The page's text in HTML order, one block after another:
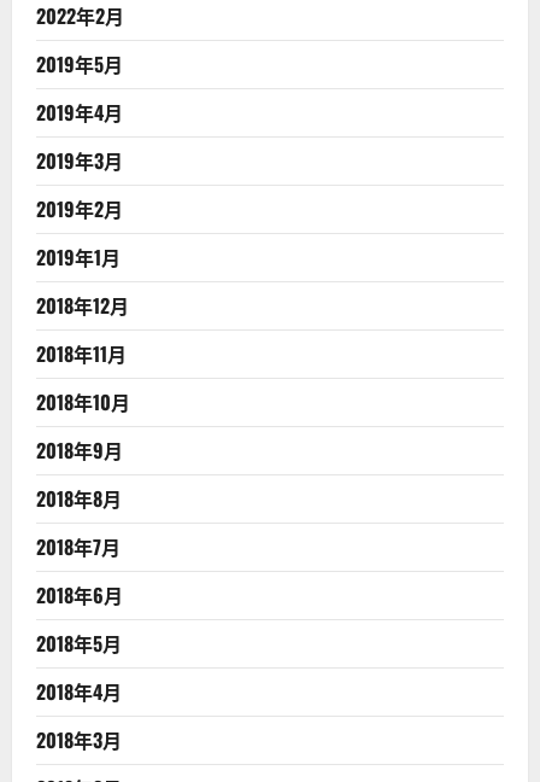
2022年2月
2019年5月
2019年4月
2019年3月
2019年2月
2019年1月
2018年12月
2018年11月
2018年10月
2018年9月
2018年8月
2018年7月
2018年6月
2018年5月
2018年4月
2018年3月